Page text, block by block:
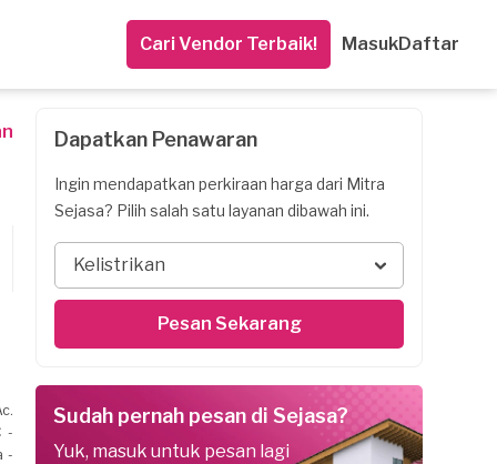
Cari Vendor Terbaik! MasukDaftar
-
-
Dapatkan Penawaran
Ingin mendapatkan perkiraan harga dari Mitra
Sejasa? Pilih salah satu layanan dibawah ini.
Kelistrikan
Pesan Sekarang
Sudah pernah pesan di Sejasa?
Yuk, masuk untuk pesan lagi